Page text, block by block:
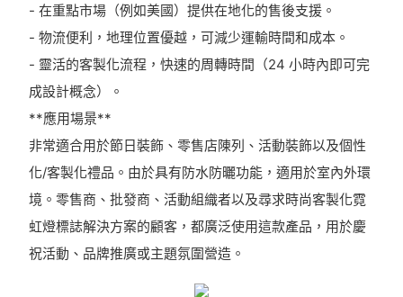
- 在重點市場（例如美國）提供在地化的售後支援。
- 物流便利，地理位置優越，可減少運輸時間和成本。
- 靈活的客製化流程，快速的周轉時間（24 小時內即可完
成設計概念）。
**應用場景**
非常適合用於節日裝飾、零售店陳列、活動裝飾以及個性
化/客製化禮品。由於具有防水防曬功能，適用於室內外環
境。零售商、批發商、活動組織者以及尋求時尚客製化霓
虹燈標誌解決方案的顧客，都廣泛使用這款產品，用於慶
祝活動、品牌推廣或主題氛圍營造。